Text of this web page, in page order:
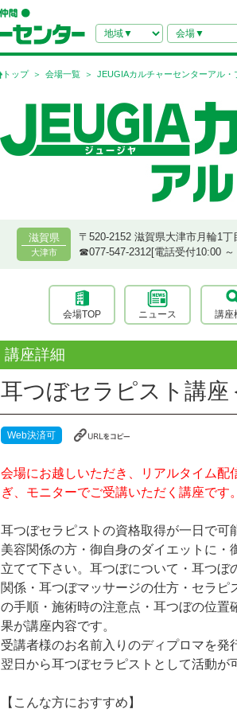
トップ 会場一覧 JEUGIAカルチャーセンターアル・
滋賀県
大津市
〒520-2152 滋賀県大津市月輪1
☎︎077-547-2312[電話受付10:00
会場TOP ニュース 講座
講座詳細
耳つぼセラピスト講座
Web決済可
会場にお越しいただき、リアルタイム配
ぎ、モニターでご受講いただく講座です。
耳つぼセラピストの資格取得が一日で可
美容関係の方・御自身のダイエットに・
立てて下さい。耳つぼについて・耳つぼ
関係・耳つぼマッサージの仕方・セラピ
の手順・施術時の注意点・耳つぼの位置
果が講座内容です。
受講者様のお名前入りのディプロマを発
翌日から耳つぼセラピストとして活動が
【こんな方におすすめ】